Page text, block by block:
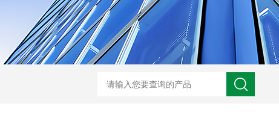
WX-ADCP-1走航式声学多普勒流速剖面仪 WX-NJD50交通能见度监测